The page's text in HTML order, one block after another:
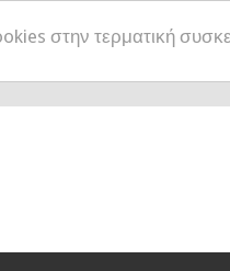
στην τερματική